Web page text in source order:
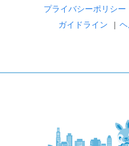
プライバシーポリシー
ガイドライン
|